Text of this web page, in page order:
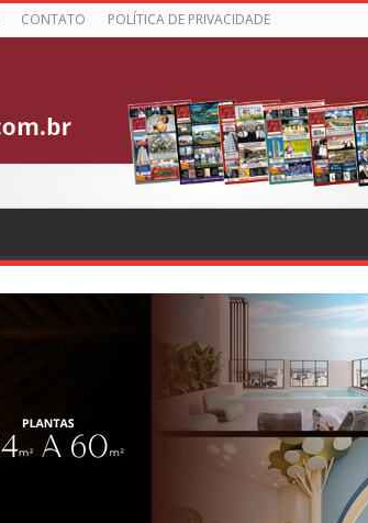
CONTATO POLÍTICA DE PRIVACIDADE